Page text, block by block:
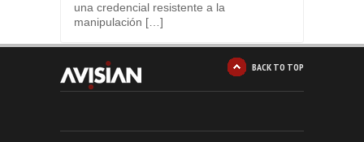
una credencial resistente a la
manipulación […]
1 2 3 4 5
BACK TO TOP